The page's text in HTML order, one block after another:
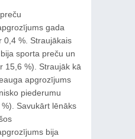
gada
0,4 %. Straujākais
sporta preču un
15,6 %). Straujāk kā
apgrozījums
piederumu
Savukārt lēnāks
bija